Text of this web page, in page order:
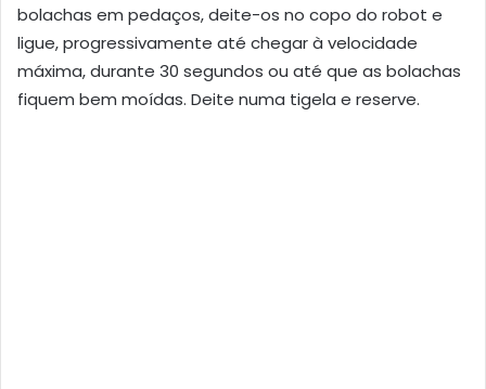
bolachas em pedaços, deite-os no copo do robot e
ligue, progressivamente até chegar à velocidade
máxima, durante 30 segundos ou até que as bolachas
fiquem bem moídas. Deite numa tigela e reserve.